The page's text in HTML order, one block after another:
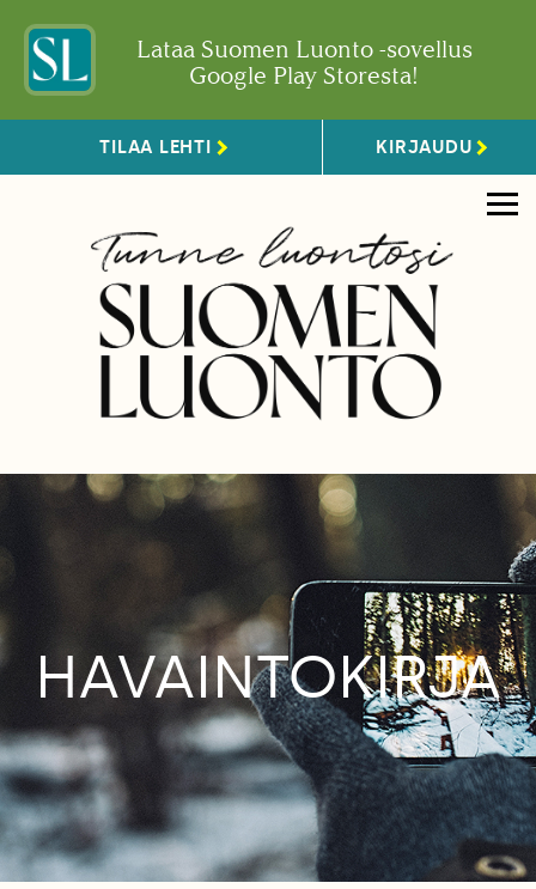
Lataa Suomen Luonto -sovellus
Google Play Storesta!
TILAA LEHTI KIRJAUDU
HAVAINTOKIRJA